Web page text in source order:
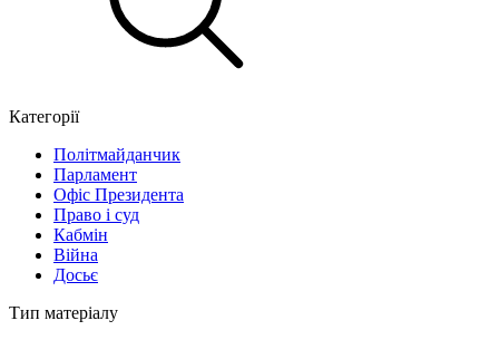
Категорії
Політмайданчик
Парламент
Офіс Президента
Право і суд
Кабмін
Війна
Досьє
Тип матеріалу